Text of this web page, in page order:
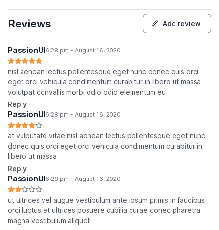
Reviews Add review
PassionUI6:28 pm - August 16, 2020
nisl aenean lectus pellentesque eget nunc donec quis orci
eget orci vehicula condimentum curabitur in libero ut massa
volutpat convallis morbi odio odio elementum eu
Reply
PassionUI6:28 pm - August 16, 2020
at vulputate vitae nisl aenean lectus pellentesque eget nunc
donec quis orci eget orci vehicula condimentum curabitur in
libero ut massa
Reply
PassionUI6:28 pm - August 16, 2020
ut ultrices vel augue vestibulum ante ipsum primis in faucibus
orci luctus et ultrices posuere cubilia curae donec pharetra
magna vestibulum aliquet